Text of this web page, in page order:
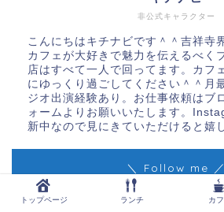
非公式キャラクター
こんにちはキチナビです＾＾吉祥寺
カフェが大好きで魅力を伝えるべく
店はすべて一人で回ってます。カフ
にゆっくり過ごしてください＾＾月
ジオ出演経験あり。お仕事依頼はブ
ォームよりお願いいたします。
新中なので見にきていただけると嬉
＼ Follow me ／
トップページ ランチ カ